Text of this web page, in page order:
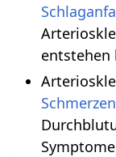
entstehen
Schmerzen